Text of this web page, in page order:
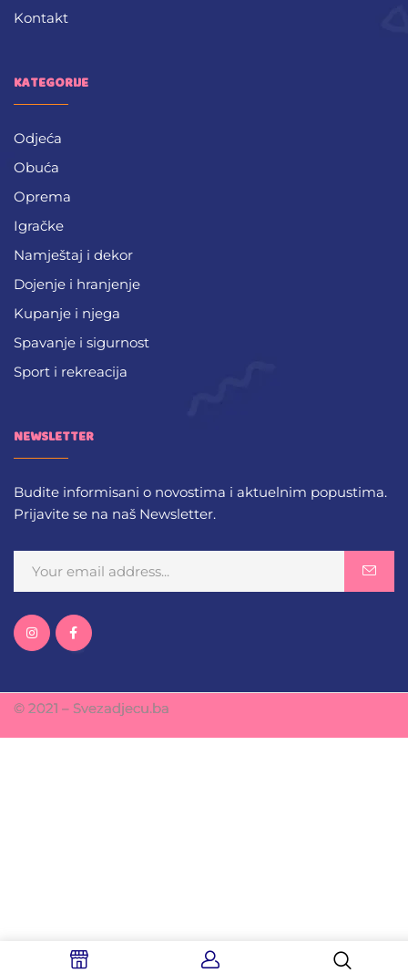
Kontakt
KATEGORIJE
Odjeća
Obuća
Oprema
Igračke
Namještaj i dekor
Dojenje i hranjenje
Kupanje i njega
Spavanje i sigurnost
Sport i rekreacija
NEWSLETTER
Budite informisani o novostima i aktuelnim popustima.
Prijavite se na naš Newsletter.
© 2021 – Svezadjecu.ba